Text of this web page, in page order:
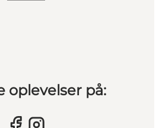
oplevelser på: